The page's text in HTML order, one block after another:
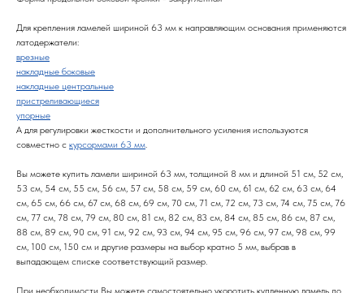
Для крепления ламелей шириной 63 мм к направляющим основания применяются
латодержатели:
врезные
накладные боковые
накладные центральные
пристреливающиеся
упорные
А для регулировки жесткости и дополнительного усиления используются
совместно с курсормами 63 мм.
Вы можете купить ламели шириной 63 мм, толщиной 8 мм и длиной 51 см, 52 см,
53 см, 54 см, 55 см, 56 см, 57 см, 58 см, 59 см, 60 см, 61 см, 62 см, 63 см, 64
см, 65 см, 66 см, 67 см, 68 см, 69 см, 70 см, 71 см, 72 см, 73 см, 74 см, 75 см, 76
см, 77 см, 78 см, 79 см, 80 см, 81 см, 82 см, 83 см, 84 см, 85 см, 86 см, 87 см,
88 см, 89 см, 90 см, 91 см, 92 см, 93 см, 94 см, 95 см, 96 см, 97 см, 98 см, 99
см, 100 см, 150 см и другие размеры на выбор кратно 5 мм, выбрав в
выпадающем списке соответствующий размер.
При необходимости Вы можете самостоятельно укоротить купленную ламель до